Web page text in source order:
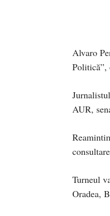
Alvaro
Politică”,
AUR,
Turneul
Oradea,